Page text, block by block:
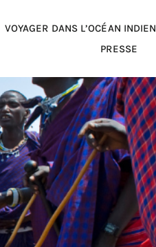
VOYAGER DANS L’OCÉAN INDIEN
PRESSE